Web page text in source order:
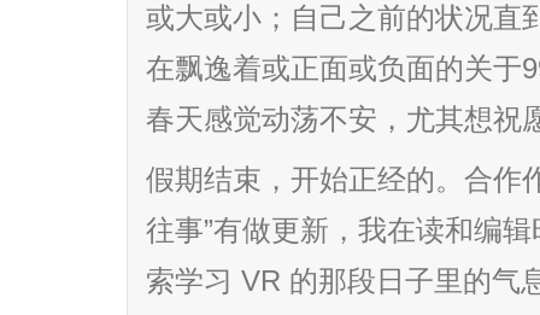
或大或小；自己之前的状况直
在飘逸着或正面或负面的关于
春天感觉动荡不安，尤其想祝
假期结束，开始正经的。合作
往事”有做更新，我在读和编
索学习 VR 的那段日子里的气